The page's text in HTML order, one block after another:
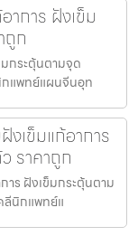
การ ฝังเข็ม
ถูก
กระตุ้นตามจุด
กแพทย์แผนจีนอุท
เข็มแก้อาการ
ราคาถูก
ร ฝังเข็มกระตุ้นตาม
ลีนิกแพทย์แ